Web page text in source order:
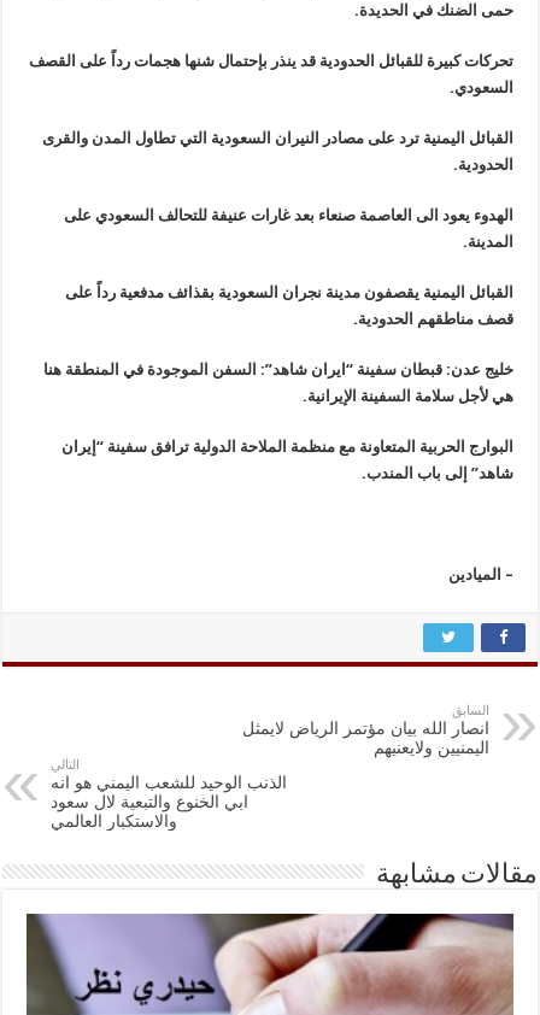
حمى الضنك في الحديدة.
تحركات كبيرة للقبائل الحدودية قد ينذر بإحتمال شنها هجمات رداً على القصف
السعودي.
القبائل اليمنية ترد على مصادر النيران السعودية التي تطاول المدن والقرى
الحدودية.
الهدوء يعود الى العاصمة صنعاء بعد غارات عنيفة للتحالف السعودي على
المدينة.
القبائل اليمنية يقصفون مدينة نجران السعودية بقذائف مدفعية رداً على
قصف مناطقهم الحدودية.
خليج عدن: قبطان سفينة “ايران شاهد”: السفن الموجودة في المنطقة هنا
هي لأجل سلامة السفينة الإيرانية.
البوارج الحربية المتعاونة مع منظمة الملاحة الدولية ترافق سفينة “إيران
شاهد” إلى باب المندب.
– الميادين
السابق
انصار الله بيان مؤتمر الرياض لايمثل
اليمنيين ولايعنيهم
التالي
الذنب الوحيد للشعب اليمني هو انه
ابي الخنوع والتبعية لال سعود
والاستكبار العالمي
مقالات مشابهة